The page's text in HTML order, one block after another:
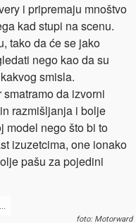
i pripremaju mnoštvo
kad stupi na scenu.
tako da će se jako
nego kao da su
smisla.
da izvorni
razmišljanja i bolje
model nego što bi to
izuzetcima, one ionako
pašu za pojedini
foto: Motorward